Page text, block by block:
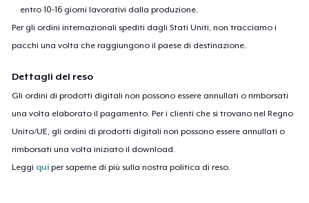
entro 10-16 giorni lavorativi dalla produzione.
Per gli ordini internazionali spediti dagli Stati Uniti, non tracciamo i
pacchi una volta che raggiungono il paese di destinazione.
Dettagli del reso
Gli ordini di prodotti digitali non possono essere annullati o rimborsati
una volta elaborato il pagamento. Per i clienti che si trovano nel Regno
Unito/UE, gli ordini di prodotti digitali non possono essere annullati o
rimborsati una volta iniziato il download.
Leggi qui per saperne di più sulla nostra politica di reso.